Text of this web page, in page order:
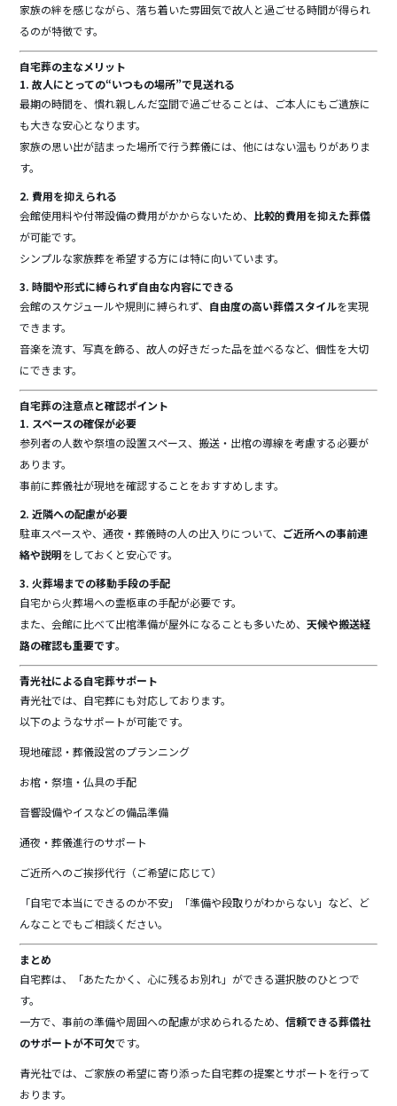
家族の絆を感じながら、落ち着いた雰囲気で故人と過ごせる時間が得られ
るのが特徴です。
自宅葬の主なメリット
1. 故人にとっての“いつもの場所”で見送れる
最期の時間を、慣れ親しんだ空間で過ごせることは、ご本人にもご遺族に
も大きな安心となります。
家族の思い出が詰まった場所で行う葬儀には、他にはない温もりがありま
す。
2. 費用を抑えられる
会館使用料や付帯設備の費用がかからないため、 比較的費用を抑えた葬儀
が可能です。
シンプルな家族葬を希望する方には特に向いています。
3. 時間や形式に縛られず自由な内容にできる
会館のスケジュールや規則に縛られず、 自由度の高い葬儀スタイルを実現
できます。
音楽を流す、写真を飾る、故人の好きだった品を並べるなど、個性を大切
にできます。
自宅葬の注意点と確認ポイント
1. スペースの確保が必要
参列者の人数や祭壇の設置スペース、搬送・出棺の導線を考慮する必要が
あります。
事前に葬儀社が現地を確認することをおすすめします。
2. 近隣への配慮が必要
駐車スペースや、通夜・葬儀時の人の出入りについて、 ご近所への事前連
絡や説明をしておくと安心です。
3. 火葬場までの移動手段の手配
自宅から火葬場への霊柩車の手配が必要です。
また、会館に比べて出棺準備が屋外になることも多いため、天候や搬送経
路の確認も重要です。
青光社による自宅葬サポート
青光社では、自宅葬にも対応しております。
以下のようなサポートが可能です。
現地確認・葬儀設営のプランニング
お棺・祭壇・仏具の手配
音響設備やイスなどの備品準備
通夜・葬儀進行のサポート
ご近所へのご挨拶代行（ご希望に応じて）
「自宅で本当にできるのか不安」「準備や段取りがわからない」など、ど
んなことでもご相談ください。
まとめ
自宅葬は、「あたたかく、心に残るお別れ」ができる選択肢のひとつで
す。
一方で、事前の準備や周囲への配慮が求められるため、信頼できる葬儀社
のサポートが不可欠です。
青光社では、ご家族の希望に寄り添った自宅葬の提案とサポートを行って
おります。